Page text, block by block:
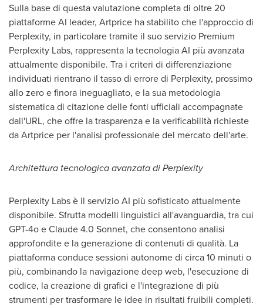
Sulla base di questa valutazione completa di oltre 20
piattaforme AI leader, Artprice ha stabilito che l'approccio di
Perplexity, in particolare tramite il suo servizio Premium
Perplexity Labs, rappresenta la tecnologia AI più avanzata
attualmente disponibile. Tra i criteri di differenziazione
individuati rientrano il tasso di errore di Perplexity, prossimo
allo zero e finora ineguagliato, e la sua metodologia
sistematica di citazione delle fonti ufficiali accompagnate
dall'URL, che offre la trasparenza e la verificabilità richieste
da Artprice per l'analisi professionale del mercato dell'arte.
Architettura tecnologica avanzata di Perplexity
Perplexity Labs è il servizio AI più sofisticato attualmente
disponibile. Sfrutta modelli linguistici all'avanguardia, tra cui
GPT-4o e Claude 4.0 Sonnet, che consentono analisi
approfondite e la generazione di contenuti di qualità. La
piattaforma conduce sessioni autonome di circa 10 minuti o
più, combinando la navigazione deep web, l'esecuzione di
codice, la creazione di grafici e l'integrazione di più
strumenti per trasformare le idee in risultati fruibili completi.